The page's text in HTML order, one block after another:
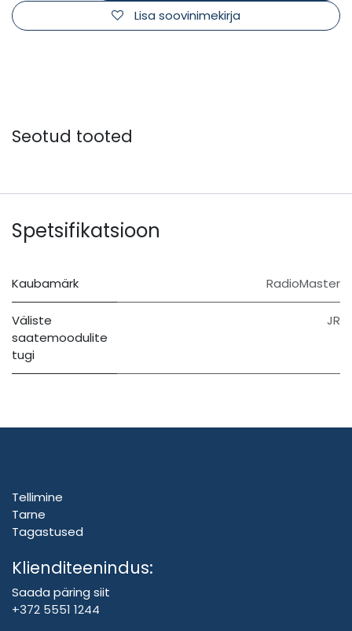
Lisa soovinimekirja
Seotud tooted
Spetsifikatsioon
Kaubamärk RadioMaster
Väliste
saatemoodulite
tugi
JR
Tellimine
Tarne
Tagastused
Klienditeenindus:
Saada päring siit
+372 5551 1244